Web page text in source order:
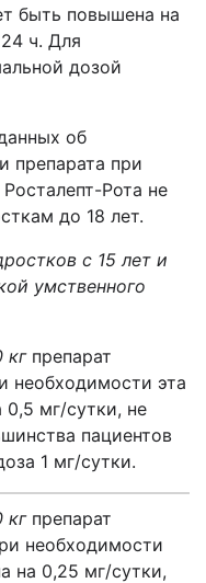
быть повышена на
ч. Для
дозой
об
препарата при
Рота не
до 18 лет.
с 15 лет и
умственного
кгпрепарат
необходимости эта
мг/сутки, не
пациентов
1 мг/сутки.
кг препарат
необходимости
на 0,25 мг/сутки,